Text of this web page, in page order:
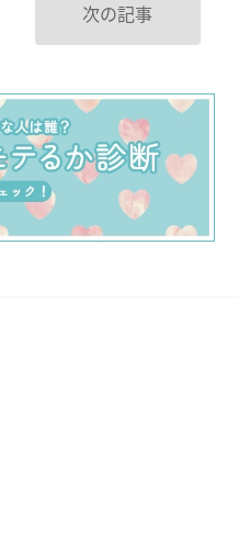
次の記事